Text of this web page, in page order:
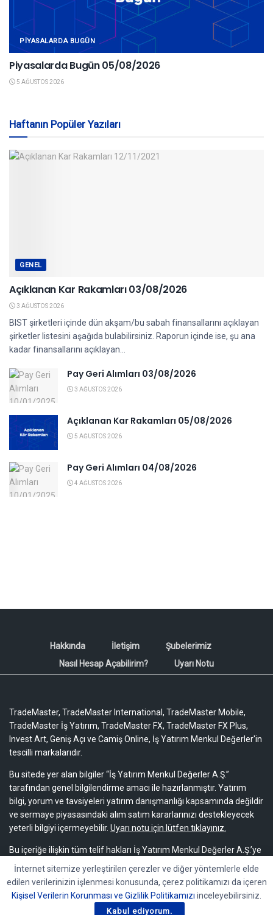
PIYASALARDA BUGÜN
Piyasalarda Bugün 05/08/2026
5 AĞUSTOS 2026
Haftanın Popüler Yazıları
GENEL
Açıklanan Kar Rakamları 03/08/2026
3 AĞUSTOS 2026
BIST şirketleri içinde dün akşam/bu sabah finansallarını açıklayan
şirketler listesini aşağıda bulabilirsiniz. Raporun içinde ise, şu ana
kadar finansallarını açıklayan...
Pay Geri Alımları 03/08/2026
3 AĞUSTOS 2026
Açıklanan Kar Rakamları 05/08/2026
5 AĞUSTOS 2026
Pay Geri Alımları 04/08/2026
4 AĞUSTOS 2026
Hakkında İletişim
Şubelerimiz
Nasıl Hesap Açabilirim?
Uyarı Notu
TradeMaster, TradeMaster International, TradeMaster Mobile,
TradeMaster İş Yatırım, TradeMaster FX, TradeMaster FX Plus,
Invest Art, Geniş Açı ve Camiş Online, İş Yatırım Menkul Değerler'in
tescilli markalarıdır.
Bu sitede yer alan bilgiler “İş Yatırım Menkul Değerler A.Ş.”
tarafından genel bilgilendirme amacı ile hazırlanmıştır. Yatırım
bilgi, yorum ve tavsiyeleri yatırım danışmanlığı kapsamında değildir
ve sermaye piyasasındaki alım satım kararlarınızı destekleyecek
yeterli bilgiyi içermeyebilir. Uyarı notu için lütfen tıklayınız.
Bu içeriğe ilişkin tüm telif hakları İş Yatırım Menkul Değerler A.Ş.’ye
aittir. Bu içerik, açık iznimiz olmaksızın başkaları tarafından
herhangi bir amaçla, kısmen veya tamamen çoğaltılamaz,
dağıtılamaz, yayımlanamaz veya değiştirilemez.
İnternet sitemize yerleştirilen çerezler ve diğer yöntemlerle elde
edilen verilerinizin işlenmesi konusunda, çerez politikamızı da içeren
Kişisel Verilerin Korunması ve Gizlilik Politikamızı inceleyebilirsiniz.
Kabul ediyorum.